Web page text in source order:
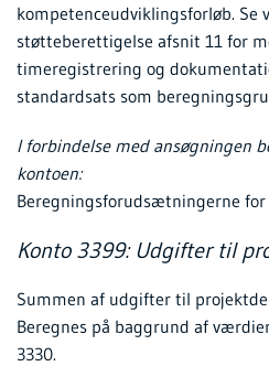
kompetenceudviklingsforløb. Se
støtteberettigelse afsnit 11 for
timeregistrering og
standardsats som
I forbindelse med ansøgningen
kontoen:
Beregningsforudsætningerne
Konto 3399: Udgifter til
Summen af udgifter til
Beregnes på baggrund af
3330.